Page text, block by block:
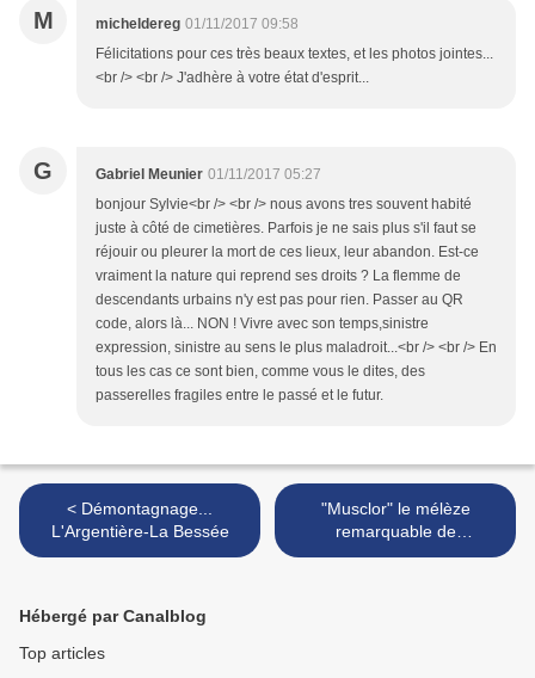
M micheldereg 01/11/2017 09:58
Félicitations pour ces très beaux textes, et les photos jointes...
<br /> <br /> J'adhère à votre état d'esprit...
G Gabriel Meunier 01/11/2017 05:27
bonjour Sylvie<br /> <br /> nous avons tres souvent habité
juste à côté de cimetières. Parfois je ne sais plus s'il faut se
réjouir ou pleurer la mort de ces lieux, leur abandon. Est-ce
vraiment la nature qui reprend ses droits ? La flemme de
descendants urbains n'y est pas pour rien. Passer au QR
code, alors là... NON ! Vivre avec son temps,sinistre
expression, sinistre au sens le plus maladroit...<br /> <br /> En
tous les cas ce sont bien, comme vous le dites, des
passerelles fragiles entre le passé et le futur.
< Démontagnage...
L'Argentière-La Bessée
"Musclor" le mélèze
remarquable de
L'Argentière-La Bessée >
Hébergé par Canalblog
Top articles